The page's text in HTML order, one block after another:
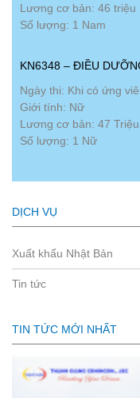
Lương cơ bản: 46 triệu
Số lượng: 1 Nam
KN6348 – ĐIỀU
Ngày thi: Khi có ứng
Giới tính: Nữ
Lương cơ bản: 47 Triệu
Số lượng: 1 Nữ
DỊCH VỤ
Xuất khẩu Nhật Bản
Tin tức
TIN TỨC MỚI NHẤT